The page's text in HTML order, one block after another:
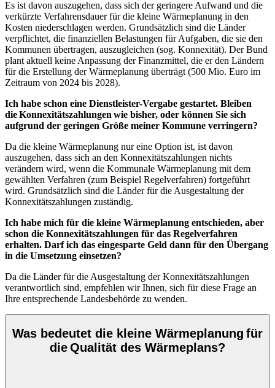
Es ist davon auszugehen, dass sich der geringere Aufwand und die
verkürzte Verfahrensdauer für die kleine Wärmeplanung in den
Kosten niederschlagen werden. Grundsätzlich sind die Länder
verpflichtet, die finanziellen Belastungen für Aufgaben, die sie den
Kommunen übertragen, auszugleichen (sog. Konnexität). Der Bund
plant aktuell keine Anpassung der Finanzmittel, die er den Ländern
für die Erstellung der Wärmeplanung überträgt (500 Mio. Euro im
Zeitraum von 2024 bis 2028).
Ich habe schon eine Dienstleister-Vergabe gestartet. Bleiben
die Konnexitätszahlungen wie bisher, oder können Sie sich
aufgrund der geringen Größe meiner Kommune verringern?
Da die kleine Wärmeplanung nur eine Option ist, ist davon
auszugehen, dass sich an den Konnexitätszahlungen nichts
verändern wird, wenn die Kommunale Wärmeplanung mit dem
gewählten Verfahren (zum Beispiel Regelverfahren) fortgeführt
wird. Grundsätzlich sind die Länder für die Ausgestaltung der
Konnexitätszahlungen zuständig.
Ich habe mich für die kleine Wärmeplanung entschieden, aber
schon die Konnexitätszahlungen für das Regelverfahren
erhalten. Darf ich das eingesparte Geld dann für den Übergang
in die Umsetzung einsetzen?
Da die Länder für die Ausgestaltung der Konnexitätszahlungen
verantwortlich sind, empfehlen wir Ihnen, sich für diese Frage an
Ihre entsprechende Landesbehörde zu wenden.
Was bedeutet die kleine Wärmeplanung für
die Qualität des Wärmeplans?